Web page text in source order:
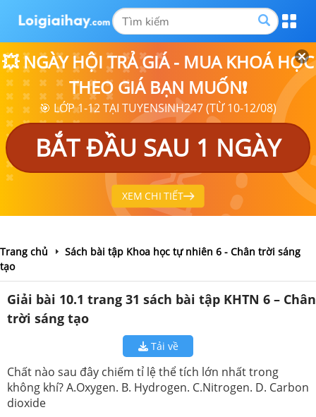
💥 NGÀY HỘI TRẢ GIÁ - MUA KHOÁ HỌC
THEO GIÁ BẠN MUỐN❗
🎯 LỚP 1-12 TẠI TUYENSINH247 (TỪ 10-12/08)
BẮT ĐẦU SAU 1 NGÀY
XEM CHI TIẾT
Trang chủ
Sách bài tập Khoa học tự nhiên 6 - Chân trời sáng
tạo
Giải bài 10.1 trang 31 sách bài tập KHTN 6 – Chân
trời sáng tạo
Tải về
Chất nào sau đây chiếm tỉ lệ thể tích lớn nhất trong
không khí? A.Oxygen. B. Hydrogen. C.Nitrogen. D. Carbon
dioxide